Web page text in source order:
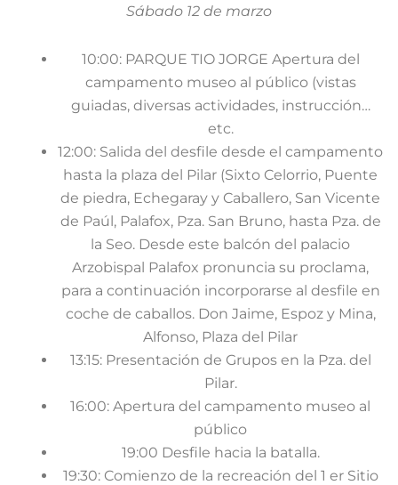
Sábado 12 de marzo
10:00: PARQUE TIO JORGE Apertura del
campamento museo al público (vistas
guiadas, diversas actividades, instrucción…
etc.
12:00: Salida del desfile desde el campamento
hasta la plaza del Pilar (Sixto Celorrio, Puente
de piedra, Echegaray y Caballero, San Vicente
de Paúl, Palafox, Pza. San Bruno, hasta Pza. de
la Seo. Desde este balcón del palacio
Arzobispal Palafox pronuncia su proclama,
para a continuación incorporarse al desfile en
coche de caballos. Don Jaime, Espoz y Mina,
Alfonso, Plaza del Pilar
13:15: Presentación de Grupos en la Pza. del
Pilar.
16:00: Apertura del campamento museo al
público
19:00 Desfile hacia la batalla.
19:30: Comienzo de la recreación del 1 er Sitio